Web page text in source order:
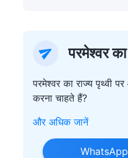
परमेश्वर
परमेश्वर का राज्य पृथ्वी
करना चाहते हैं?
और अधिक जानें